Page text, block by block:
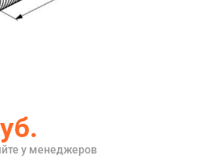
у менеджеров